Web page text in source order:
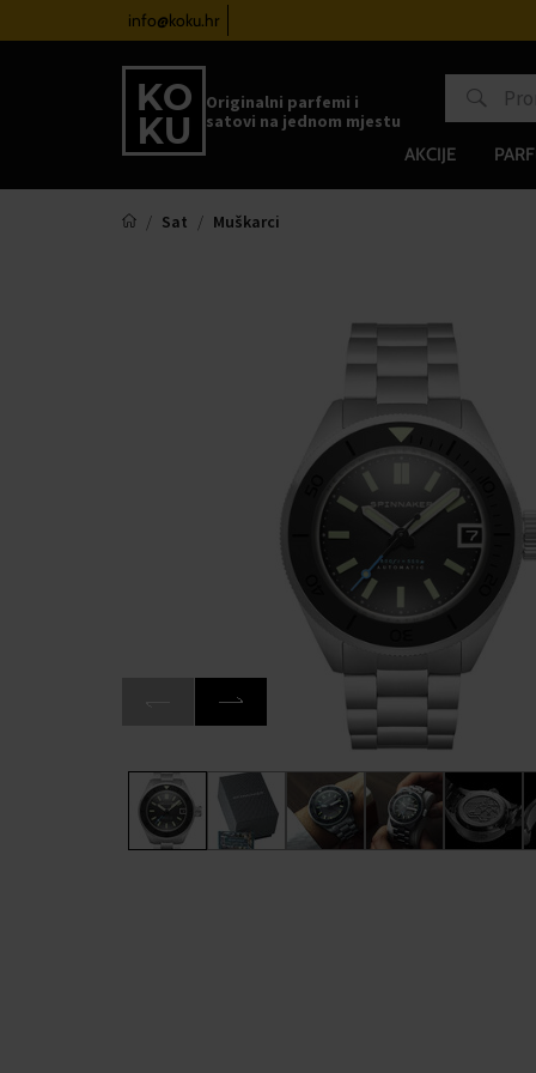
info@koku.hr
Originalni parfemi i
satovi na jednom mjestu
AKCIJE
Sat Muškarci